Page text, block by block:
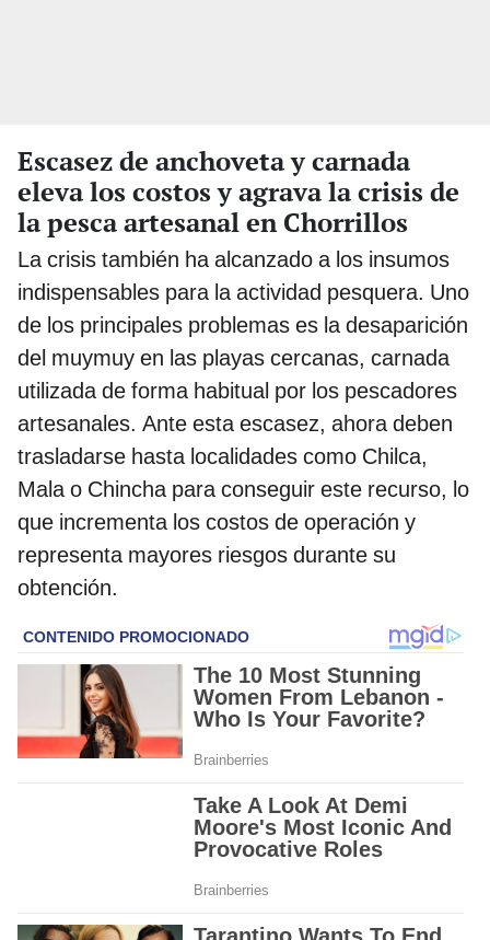
Escasez de anchoveta y carnada
eleva los costos y agrava la crisis de
la pesca artesanal en Chorrillos
La crisis también ha alcanzado a los insumos
indispensables para la actividad pesquera. Uno
de los principales problemas es la desaparición
del muymuy en las playas cercanas, carnada
utilizada de forma habitual por los pescadores
artesanales. Ante esta escasez, ahora deben
trasladarse hasta localidades como Chilca,
Mala o Chincha para conseguir este recurso, lo
que incrementa los costos de operación y
representa mayores riesgos durante su
obtención.